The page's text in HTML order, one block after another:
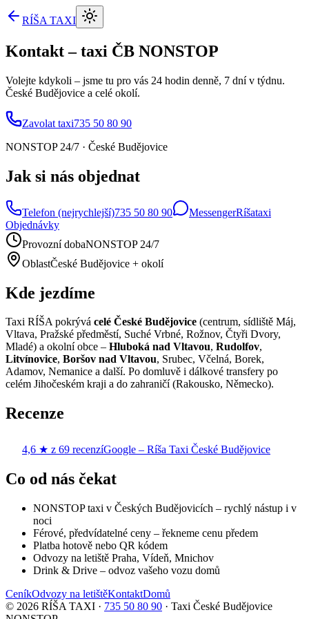
RÍŠA TAXI
Kontakt –taxi ČB NONSTOP
Volejte kdykoli – jsme tu pro vás 24 hodin denně, 7 dní v týdnu.
České Budějovice a celé okolí.
Zavolat taxi735 50 80 90
NONSTOP 24/7 · České Budějovice
Jak si nás objednat
Telefon (nejrychlejší)735 50 80 90 MessengerRíšataxi
Objednávky
Provozní dobaNONSTOP 24/7
OblastČeské Budějovice + okolí
Kde jezdíme
Taxi RÍŠA pokrývá celé České Budějovice (centrum, sídliště Máj,
Vltava, Pražské předměstí, Suché Vrbné, Rožnov, Čtyři Dvory,
Mladé) a okolní obce – Hluboká nad Vltavou, Rudolfov,
Litvínovice, Boršov nad Vltavou, Srubec, Včelná, Borek,
Adamov, Nemanice a další. Po domluvě i dálkové transfery po
celém Jihočeském kraji a do zahraničí (Rakousko, Německo).
Recenze
4,6 ★ z 69 recenzíGoogle – Ríša Taxi České Budějovice
Co od nás čekat
NONSTOP taxi v Českých Budějovicích – rychlý nástup i v
noci
Férové, předvídatelné ceny – řekneme cenu předem
Platba hotově nebo QR kódem
Odvozy na letiště Praha, Vídeň, Mnichov
Drink & Drive – odvoz vašeho vozu domů
CeníkOdvozy na letištěKontaktDomů
© 2026 RÍŠA TAXI · 735 50 80 90 · Taxi České Budějovice